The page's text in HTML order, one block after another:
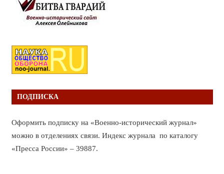
ПОДПИСКА
Оформить подписку на «Военно-исторический журнал»
можно в отделениях связи. Индекс журнала по каталогу
«Пресса России» – 39887.